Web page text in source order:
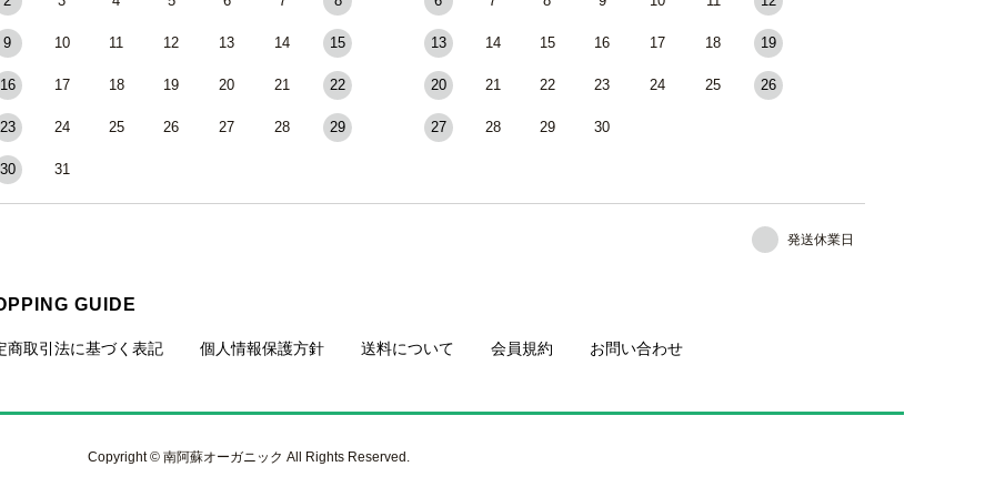
9 10 11 12 13 14 15
16 17 18 19 20 21 22
23 24 25 26 27 28 29
30 31
13 14 15 16 17 18 19
20 21 22 23 24 25 26
27 28 29 30
発送休業日
GUIDE
商取引法に基づく表記 個人情報保護方針 送料について 会員規約 お問い合わせ
Copyright © 南阿蘇オーガニック All Rights Reserved.